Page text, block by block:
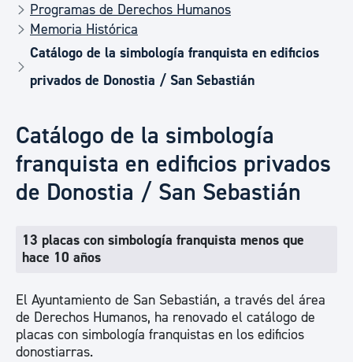
Programas de Derechos Humanos
Memoria Histórica
Catálogo de la simbología franquista en edificios
privados de Donostia / San Sebastián
Catálogo de la simbología
franquista en edificios privados
de Donostia / San Sebastián
13 placas con simbología franquista menos que
hace 10 años
El Ayuntamiento de San Sebastián, a través del área
de Derechos Humanos, ha renovado el catálogo de
placas con simbología franquistas en los edificios
donostiarras.